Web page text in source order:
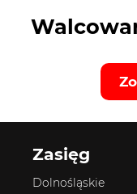
Zasięg
Dolnośląskie